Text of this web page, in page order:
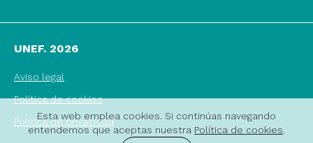
UNEF. 2026
Aviso legal
Política de cookies
Política de privacidad
Esta web emplea cookies. Si continúas navegando
entendemos que aceptas nuestra Política de cookies.